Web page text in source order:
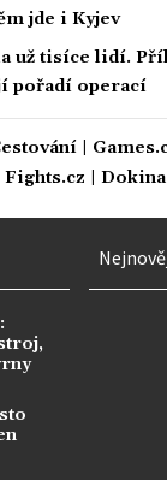
jde i Kyjev
už tisíce lidí.
pořadí operací
Fights.cz